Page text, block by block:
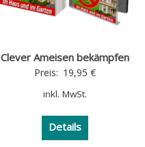
Clever Ameisen bekämpfen
Preis: 19,95€
inkl. MwSt.
Details